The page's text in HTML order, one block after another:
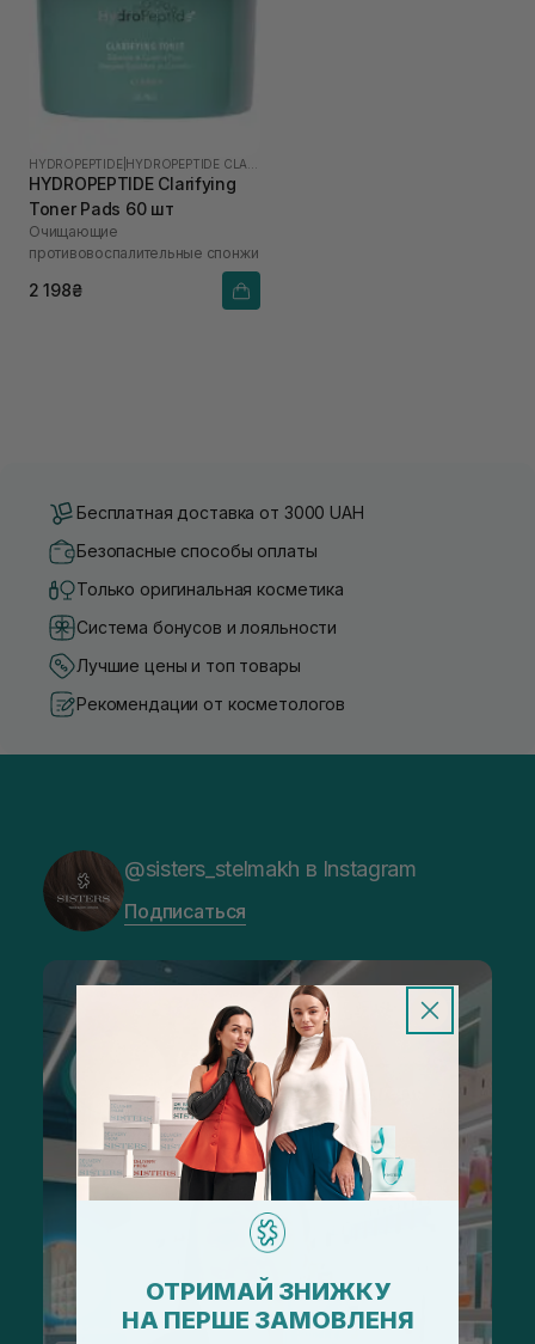
HYDROPEPTIDE
HYDROPEPTIDE Clarifying
Toner Pads 60 шт
Очищающие
противовоспалительные спонжи
2 198₴
Бесплатная доставка от 3000 UAH
Безопасные способы оплаты
Только оригинальная косметика
Система бонусов и лояльности
Лучшие цены и топ товары
Рекомендации от косметологов
@sisters_stelmakh в Instagram
Подписаться
ОТРИМАЙ ЗНИЖКУ
НА ПЕРШЕ ЗАМОВЛЕНЯ